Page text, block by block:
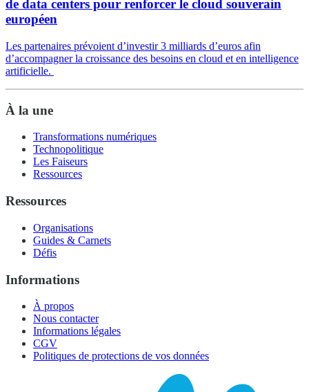
de data centers pour renforcer le cloud souverain
européen
Les partenaires prévoient d’investir 3 milliards d’euros afin
d’accompagner la croissance des besoins en cloud et en intelligence
artificielle.
À la une
Transformations numériques
Technopolitique
Les Faiseurs
Ressources
Ressources
Organisations
Guides & Carnets
Défis
Informations
À propos
Nous contacter
Informations légales
CGV
Politiques de protections de vos données